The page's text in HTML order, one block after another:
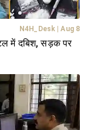
N4H_Desk Aug 8
में दबिश, सड़क पर